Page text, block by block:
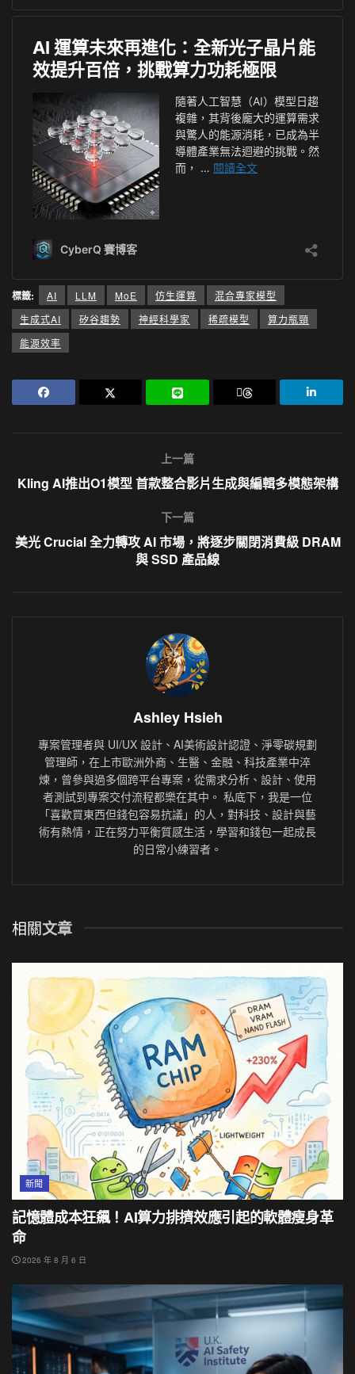
標籤: AI LLM MoE 仿生運算
混合專家模型
生成式AI
矽谷趨勢 神經科學家 稀疏模型
算力瓶頸
能源效率
上一篇
Kling AI推出O1模型 首款整合影片生成與編輯多模態架構
下一篇
美光 Crucial 全力轉攻 AI 市場，將逐步關閉消費級 DRAM
與 SSD 產品線
Ashley Hsieh
專案管理者與 UI/UX 設計、AI美術設計認證、淨零碳規劃
管理師，在上市歐洲外商、生醫、金融、科技產業中淬
煉，曾參與過多個跨平台專案，從需求分析、設計、使用
者測試到專案交付流程都樂在其中。 私底下，我是一位
「喜歡買東西但錢包容易抗議」的人，對科技、設計與藝
術有熱情，正在努力平衡質感生活，學習和錢包一起成長
的日常小練習者。
相關文章
新聞
記憶體成本狂飆！AI算力排擠效應引起的軟體瘦身革
命
2026 年 8 月 6 日